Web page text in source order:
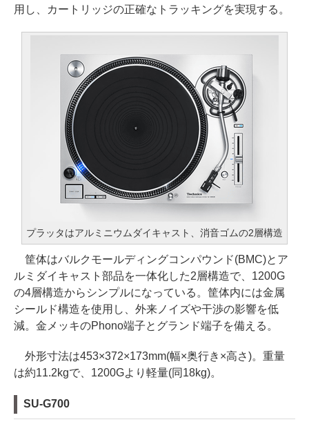
用し、カートリッジの正確なトラッキングを実現する。
プラッタはアルミニウムダイキャスト、消音ゴムの2層構造
筐体はバルクモールディングコンパウンド(BMC)とア
ルミダイキャスト部品を一体化した2層構造で、1200G
の4層構造からシンプルになっている。筐体内には金属
シールド構造を使用し、外来ノイズや干渉の影響を低
減。金メッキのPhono端子とグランド端子を備える。
外形寸法は453×372×173mm(幅×奥行き×高さ)。重量
は約11.2kgで、1200Gより軽量(同18kg)。
SU-G700